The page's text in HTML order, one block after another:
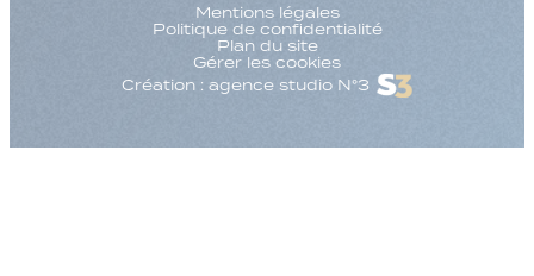
Mentions légales
Politique de confidentialité
Plan du site
Gérer les cookies
Création : agence studio N°3